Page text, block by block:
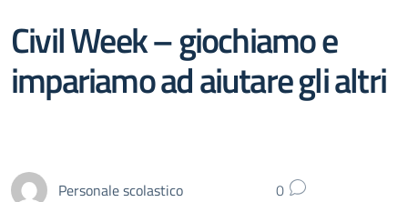
Civil Week – giochiamo e
impariamo ad aiutare gli altri
Personale scolastico 0